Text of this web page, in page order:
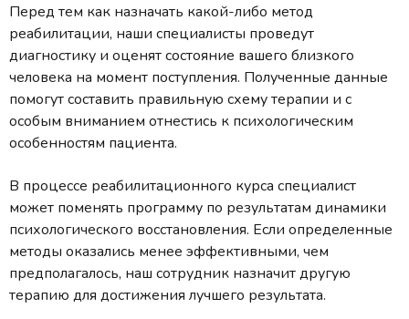
Перед тем как назначать какой-либо метод
реабилитации, наши специалисты проведут
диагностику и оценят состояние вашего близкого
человека на момент поступления. Полученные данные
помогут составить правильную схему терапии и с
особым вниманием отнестись к психологическим
особенностям пациента.
В процессе реабилитационного курса специалист
может поменять программу по результатам динамики
психологического восстановления. Если определенные
методы оказались менее эффективными, чем
предполагалось, наш сотрудник назначит другую
терапию для достижения лучшего результата.